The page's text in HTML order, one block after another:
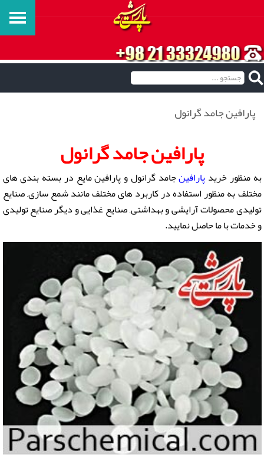
پارافین جامد گرانول
پارافین جامد گرانول
به منظور خریدپارافینجامد گرانول و پارافین مایع در بسته بندی های
مختلف به منظور استفاده در کاربرد های مختلف مانند شمع سازی, صنایع
تولیدی محصولات آرایشی و بهداشتی, صنایع غذایی و دیگر صنایع تولیدی
و خدمات با ما حاصل نمایید.